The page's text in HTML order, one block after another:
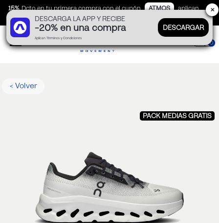
15% Dcto en tu primera compra con el cupón ATMOS
aplican
TyC
0
< Volver
PACK MEDIAS GRATIS
DESCARGA LA APP Y RECIBE
-20% en una compra
Aplican Términos y Condiciones
DESCARGAR
✕